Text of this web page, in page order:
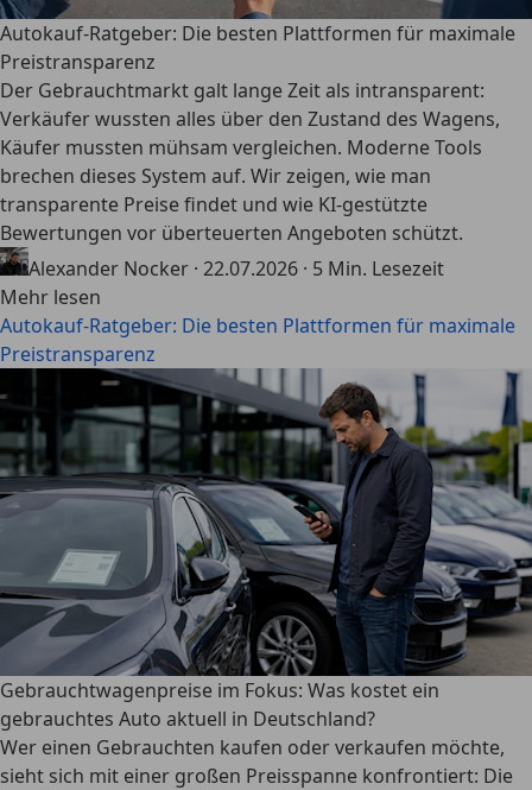
Autokauf-Ratgeber: Die besten Plattformen für maximale
Preistransparenz
Der Gebrauchtmarkt galt lange Zeit als intransparent:
Verkäufer wussten alles über den Zustand des Wagens,
Käufer mussten mühsam vergleichen. Moderne Tools
brechen dieses System auf. Wir zeigen, wie man
transparente Preise findet und wie KI-gestützte
Bewertungen vor überteuerten Angeboten schützt.
Alexander Nocker · 22.07.2026 · 5 Min. Lesezeit
Mehr lesen
Autokauf-Ratgeber: Die besten Plattformen für maximale
Preistransparenz
Gebrauchtwagenpreise im Fokus: Was kostet ein
gebrauchtes Auto aktuell in Deutschland?
Wer einen Gebrauchten kaufen oder verkaufen möchte,
sieht sich mit einer großen Preisspanne konfrontiert: Die